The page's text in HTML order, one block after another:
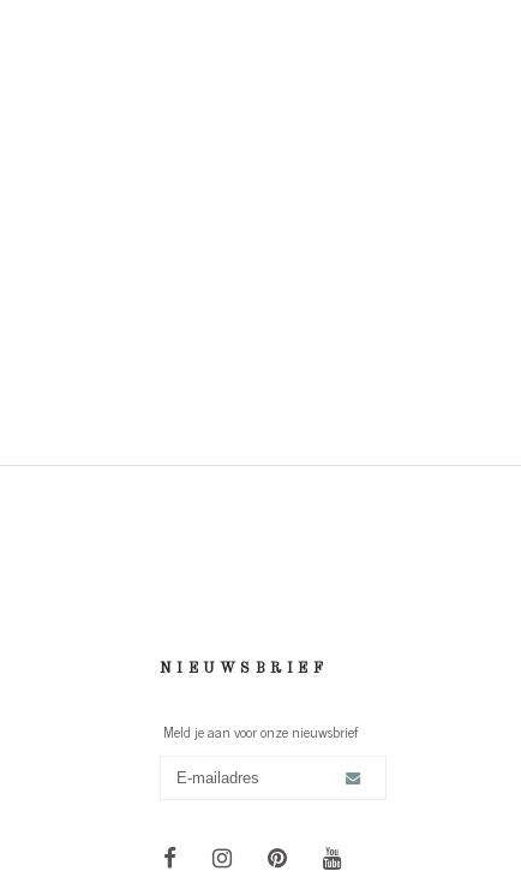
NIEUWSBRIEF
Meld je aan voor onze nieuwsbrief